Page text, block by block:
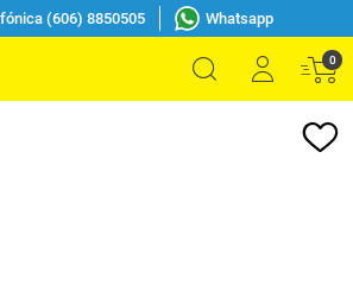
(606) 8850505 Whatsapp
0